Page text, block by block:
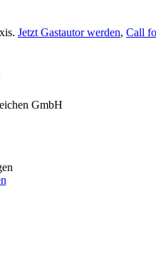
Jetzt Gastautor werden, Call
GmbH